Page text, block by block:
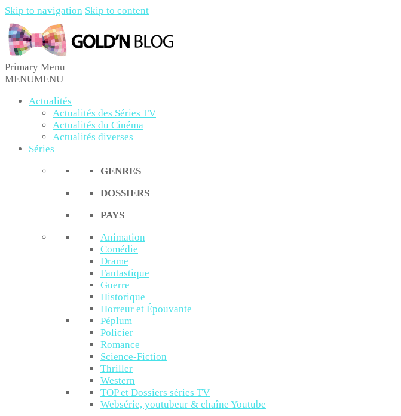
Skip to navigation Skip to content
Gold'n Blog
Critique de séries et films, recettes de cuisine
Primary Menu
MENUMENU
Actualités
Actualités des Séries TV
Actualités du Cinéma
Actualités diverses
Séries
GENRES
DOSSIERS
PAYS
Animation
Comédie
Drame
Fantastique
Guerre
Historique
Horreur et Épouvante
Péplum
Policier
Romance
Science-Fiction
Thriller
Western
TOP et Dossiers séries TV
Websérie, youtubeur & chaîne Youtube